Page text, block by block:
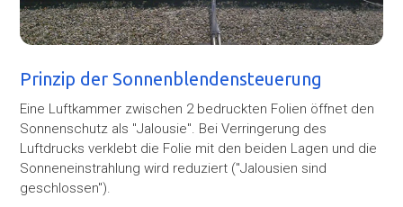
Prinzip der Sonnenblendensteuerung
Eine Luftkammer zwischen 2 bedruckten Folien öffnet den
Sonnenschutz als "Jalousie". Bei Verringerung des
Luftdrucks verklebt die Folie mit den beiden Lagen und die
Sonneneinstrahlung wird reduziert ("Jalousien sind
geschlossen").